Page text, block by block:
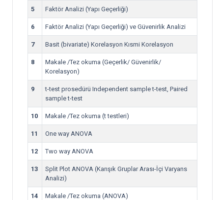
5 Faktör Analizi (Yapı Geçerliği)
6 Faktör Analizi (Yapı Geçerliği) ve Güvenirlik Analizi
7 Basit (bivariate) Korelasyon Kısmi Korelasyon
8
Makale /Tez okuma (Geçerlik/ Güvenirlik/
Korelasyon)
9
t-test prosedürü Independent sample t-test, Paired
sample t-test
10 Makale /Tez okuma (t testleri)
11 One way ANOVA
12 Two way ANOVA
13
Split Plot ANOVA (Karışık Gruplar Arası-İçi Varyans
Analizi)
14 Makale /Tez okuma (ANOVA)